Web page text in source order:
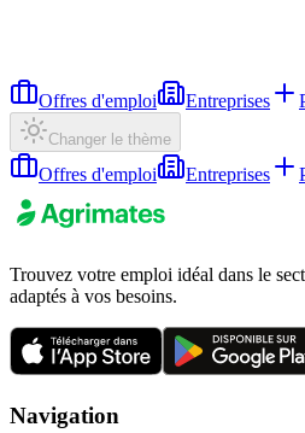
Offres d'emploi Entreprises
Changer le thème
Offres d'emploi Entreprises
Trouvez votre emploi idéal dans le
adaptés à vos besoins.
Navigation